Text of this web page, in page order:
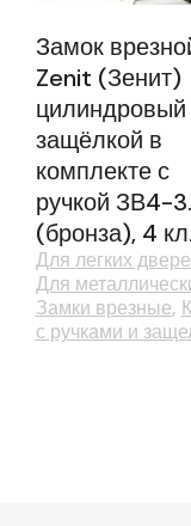
Замок
Zenit (Зенит)
цилиндровый
защёлкой в
комплекте с
ручкой ЗВ4-
(бронза), 4 кл.
Для легких
Для
Замки врезные
с ручками и